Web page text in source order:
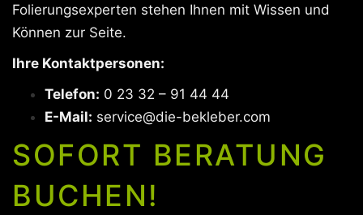
Folierungsexperten stehen Ihnen mit Wissen und
Können zur Seite.
Ihre Kontaktpersonen:
Telefon: 0 23 32 – 91 44 44
E-Mail: service@die-bekleber.com
SOFORT BERATUNG
BUCHEN!